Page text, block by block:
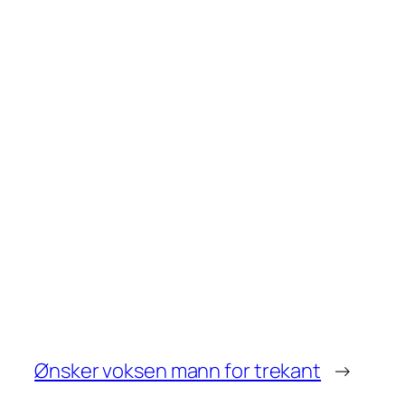
Ønsker voksen mann for trekant →